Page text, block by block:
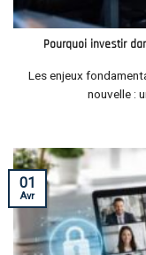
Pourquoi investir
Les enjeux
nouvelle :
01
Avr